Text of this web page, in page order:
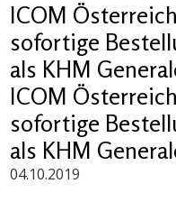
ICOM
sofortige
als KHM
ICOM
sofortige
als KHM
04.10.2019